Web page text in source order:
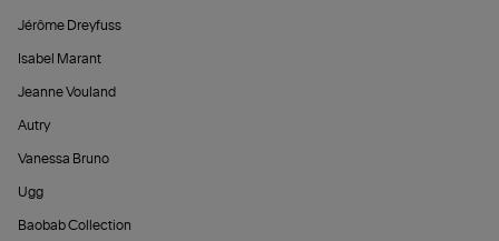
Jérôme Dreyfuss
Isabel Marant
Jeanne Vouland
Autry
Vanessa Bruno
Ugg
Baobab Collection